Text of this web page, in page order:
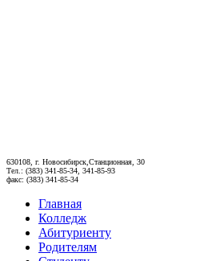
630108, г. Новосибирск,Станционная, 30
Тел.: (383) 341-85-34, 341-85-93
факс: (383) 341-85-34
Главная
Колледж
Абитуриенту
Родителям